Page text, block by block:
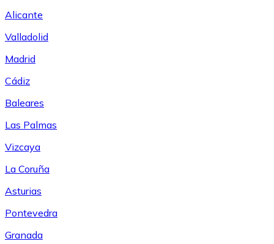
Alicante
Valladolid
Madrid
Cádiz
Baleares
Las Palmas
Vizcaya
La Coruña
Asturias
Pontevedra
Granada